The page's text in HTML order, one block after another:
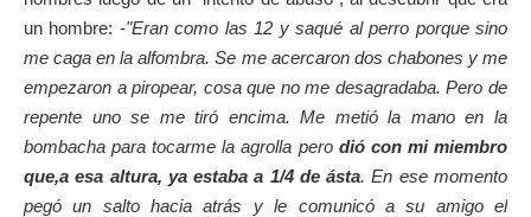
un hombre: -"Eran como las 12 y saqué al perro porque sino
me caga en la alfombra. Se me acercaron dos chabones y me
empezaron a piropear, cosa que no me desagradaba. Pero de
repente uno se me tiró encima. Me metió la mano en la
bombacha para tocarme la agrolla pero dió con mi miembro
que,a esa altura, ya estaba a 1/4 de ásta. En ese momento
pegó un salto hacia atrás y le comunicó a su amigo el